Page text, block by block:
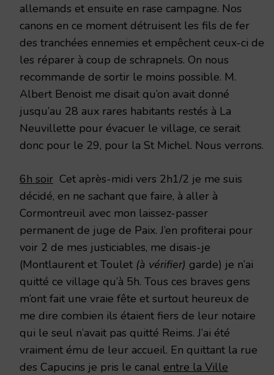
allemands et ensuite en rase campagne. Nos
canons en ce moment détruisent les fils de fer
des tranchées ennemies et empêchent ceux-ci de
les réparer à coup de schrapnels. On nous
recommande de sortir le moins possible. M.
Albert Benoist me disait qu’on avait donné
jusqu’au 28 aux rares habitants restés à La
Neuvillette pour évacuer le village, ce serait
donc pour le 29, pour la St Michel. Nous verrons.
6h soir Cet après-midi vers 2h1/2 je me suis
décidé, en ne sachant que faire, à aller à
Cormontreuil avec mon laissez-passer
permanent de juge de Paix. J’en profiterai pour
voir 2 de mes justiciables, me disais-je
(Montlaurent et Toulet (à vérifier) garde) je n’ai
quitté ce village qu’à 5h. Tous ces braves gens
m’ont fait une vraie fête et surtout heureux de
me dire combien ils étaient fiers de leur notaire
qui le seul n’avait pas quitté Reims. J’ai été
vraiment ému de leur accueil. En quittant la rue
des Capucins je pris le canal entre la Ville